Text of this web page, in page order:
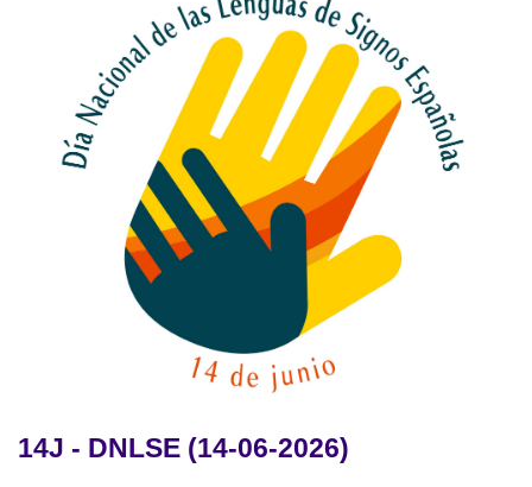
14J - DNLSE (14-06-2026)